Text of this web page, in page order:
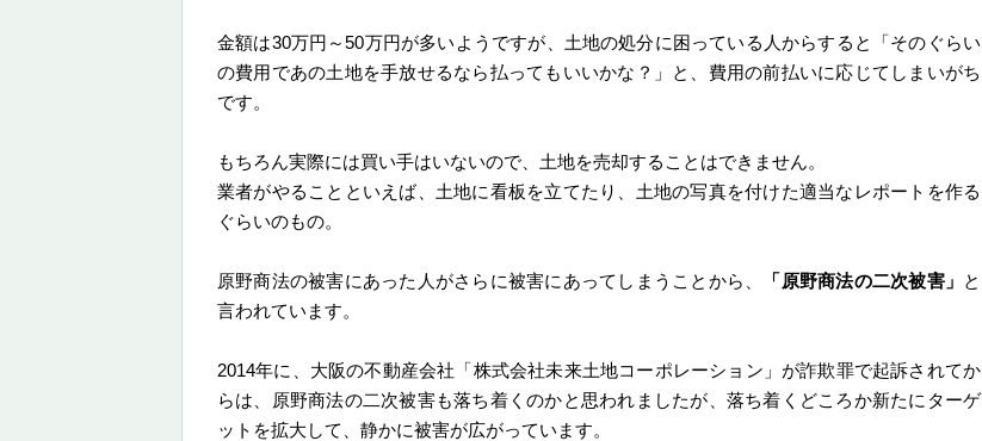
金額は30万円～50万円が多いようですが、土地の処分に困っている人からすると「そのぐらい
の費用であの土地を手放せるなら払ってもいいかな？」と、費用の前払いに応じてしまいがち
です。
もちろん実際には買い手はいないので、土地を売却することはできません。
業者がやることといえば、土地に看板を立てたり、土地の写真を付けた適当なレポートを作る
ぐらいのもの。
原野商法の被害にあった人がさらに被害にあってしまうことから、 「原野商法の二次被害」 と
言われています。
2014年に、大阪の不動産会社「株式会社未来土地コーポレーション」が詐欺罪で起訴されてか
らは、原野商法の二次被害も落ち着くのかと思われましたが、落ち着くどころか新たにターゲ
ットを拡大して、静かに被害が広がっています。